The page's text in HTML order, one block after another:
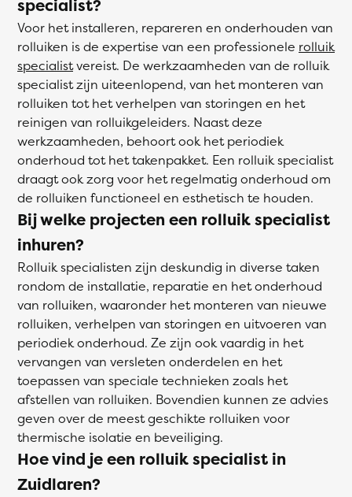
specialist?
Voor het installeren, repareren en onderhouden van
rolluiken is de expertise van een professionele rolluik
specialistvereist. De werkzaamheden van de rolluik
specialist zijn uiteenlopend, van het monteren van
rolluiken tot het verhelpen van storingen en het
reinigen van rolluikgeleiders. Naast deze
werkzaamheden, behoort ook het periodiek
onderhoud tot het takenpakket. Een rolluik specialist
draagt ook zorg voor het regelmatig onderhoud om
de rolluiken functioneel en esthetisch te houden.
Bij welke projecten een rolluik specialist
inhuren?
Rolluik specialisten zijn deskundig in diverse taken
rondom de installatie, reparatie en het onderhoud
van rolluiken, waaronder het monteren van nieuwe
rolluiken, verhelpen van storingen en uitvoeren van
periodiek onderhoud. Ze zijn ook vaardig in het
vervangen van versleten onderdelen en het
toepassen van speciale technieken zoals het
afstellen van rolluiken. Bovendien kunnen ze advies
geven over de meest geschikte rolluiken voor
thermische isolatie en beveiliging.
Hoe vind je een rolluik specialist in
Zuidlaren?